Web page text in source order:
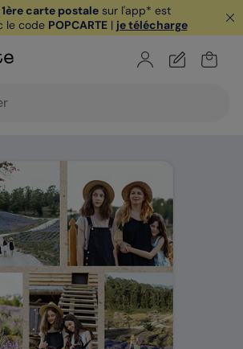
1ère carte postale sur l'app* est
le code POPCARTE| je télécharge